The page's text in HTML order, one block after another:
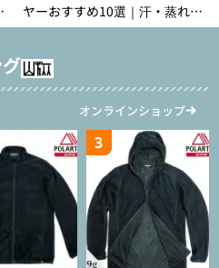
ヤーおすすめ10選｜汗・蒸れ・
汗冷え対策に効く選び方
オンラインショップ
3